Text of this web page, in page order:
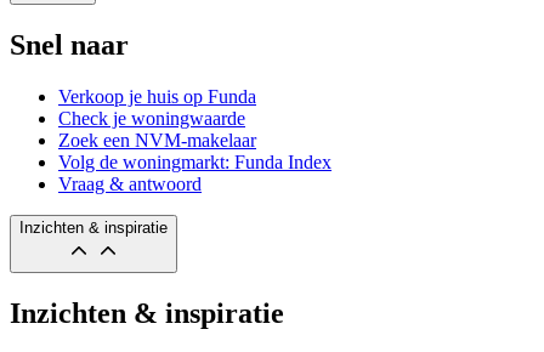
Snel naar
Verkoop je huis op Funda
Check je woningwaarde
Zoek een NVM-makelaar
Volg de woningmarkt: Funda Index
Vraag & antwoord
Inzichten & inspiratie
Inzichten & inspiratie